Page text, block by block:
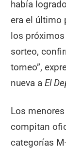
había
era el último
los
sorteo,
torneo”,
nueva aEl
Los
compitan
categorías